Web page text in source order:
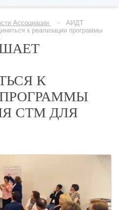
Ассоциации
АИДТ
к реализации программы
К
СТМ ДЛЯ